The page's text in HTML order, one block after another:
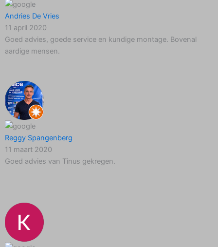
Andries De Vries
11 april 2020
Goed advies, goede service en kundige montage. Bovenal
aardige mensen.
Reggy Spangenberg
11 maart 2020
Goed advies van Tinus gekregen.